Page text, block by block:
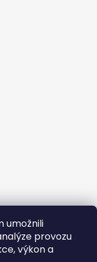
umožnili
provozu
výkon a